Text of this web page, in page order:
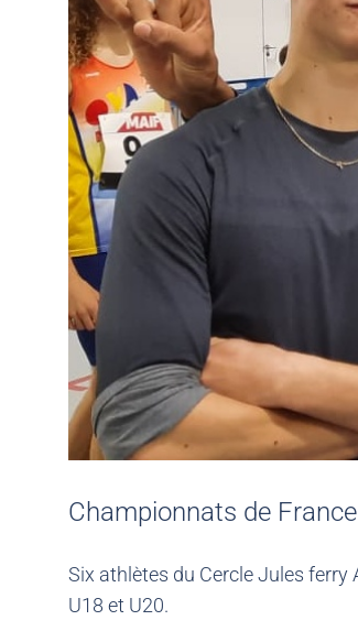
Championnats de
Six athlètes du Cercle Jules
U18 et U20.